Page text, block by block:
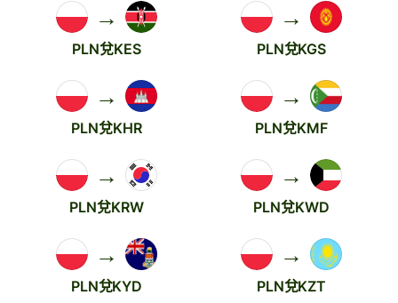
→
PLN兌KES
→
PLN兌KGS
→
PLN兌KHR
→
PLN兌KMF
→
PLN兌KRW
→
PLN兌KWD
→
PLN兌KYD
→
PLN兌KZT